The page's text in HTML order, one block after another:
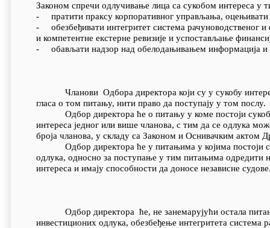
Законом спречи одлучивање лица са сукобом интереса у
- пратити праксу корпоративног управљања,
- обезбеђивати интегритет система рачуноводственог
и компетентне екстерне ревизије и успостављање
- обављати надзор над обелодањивањем информација и
Чланови Одбора директора који су у сукобу
гласа о том питању, нити право да поступају у том послу.
Одбор директора ће о питању у коме постоји сукоб
интереса једног или више чланова, с тим да се одлука
броја чланова, у складу са Законом и Оснивачким актом
Одбор директора ће у питањима у којима постоји
одлука, односно за поступање у тим питањима одредити
интереса и имају способности да доносе независне
Одбор директора ће, не занемарујући остала
инвестиционих одлука, обезбеђење интегритета